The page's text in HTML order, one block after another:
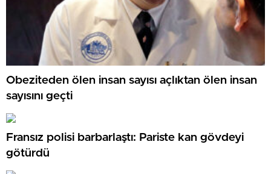
Obeziteden ölen insan sayısı açlıktan ölen insan
sayısını geçti
Fransız polisi barbarlaştı: Pariste kan gövdeyi
götürdü